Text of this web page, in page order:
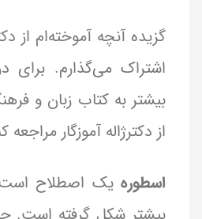
گزیده آنچه آموخته‌ام از
اشتراک می‌گذارم. برای
بیشتر به کتاب زبان و
از دکترژاله آموزگار مراجعه
اسطوره